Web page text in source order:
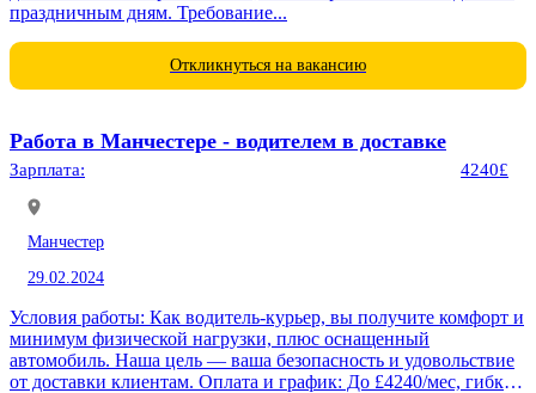
праздничным дням. Требование...
Откликнуться на вакансию
Работа в Манчестере - водителем в доставке
Зарплата: 4240£
Манчестер
29.02.2024
Условия работы: Как водитель-курьер, вы получите комфорт и
минимум физической нагрузки, плюс оснащенный
автомобиль. Наша цель — ваша безопасность и удовольствие
от доставки клиентам. Оплата и график: До £4240/мес, гибкий